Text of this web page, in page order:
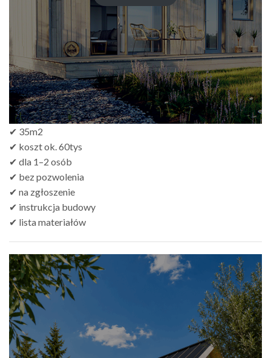
✔ 35m2
✔ koszt ok. 60tys
✔ dla 1–2 osób
✔ bez pozwolenia
✔ na zgłoszenie
✔ instrukcja budowy
✔ lista materiałów